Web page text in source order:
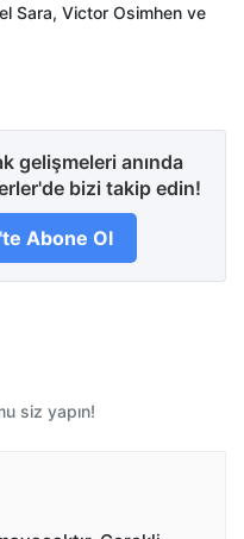
Sara, Victor Osimhen ve
gelişmeleri anında
bizi takip edin!
Abone Ol
siz yapın!